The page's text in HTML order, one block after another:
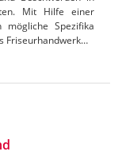
Mit Hilfe einer
mögliche Spezifika
Friseurhandwerk…